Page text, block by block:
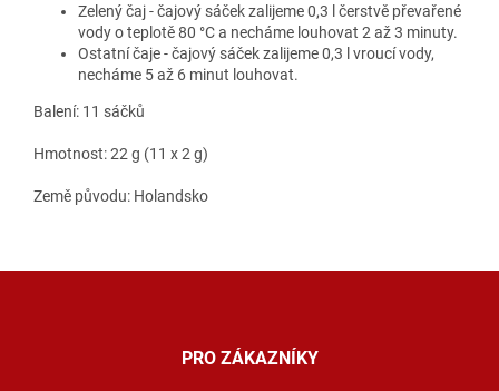
Zelený čaj - čajový sáček zalijeme 0,3 l čerstvě převařené
vody o teplotě 80 °C a necháme louhovat 2 až 3 minuty.
Ostatní čaje - čajový sáček zalijeme 0,3 l vroucí vody,
necháme 5 až 6 minut louhovat.
Balení: 11 sáčků
Hmotnost: 22 g (11 x 2 g)
Země původu: Holandsko
PRO ZÁKAZNÍKY